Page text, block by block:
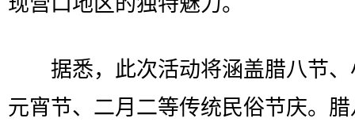
据悉，此次活动将涵盖腊八节、
元宵节、二月二等传统民俗节庆。